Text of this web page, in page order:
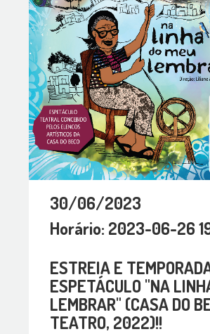
30/06/2023
Horário: 2023-06-26
ESTREIA E
ESPETÁCULO "NA
LEMBRAR" (CASA DO
TEATRO, 2022)!!